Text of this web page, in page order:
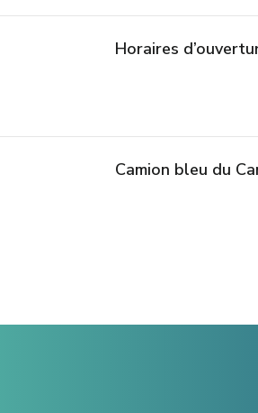
Horaires
Camion bleu du